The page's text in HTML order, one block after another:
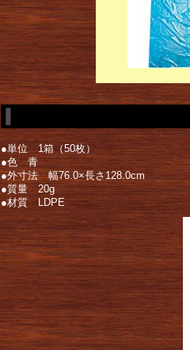
●単位 1箱（50枚）
●色 青
●外寸法 幅76.0×長さ128.0cm
●質量 20g
●材質 LDPE